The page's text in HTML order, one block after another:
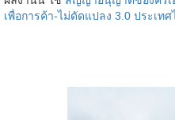
เพื่อการค้า-ไม่ดัดแปลง 3.0 ประเทศ